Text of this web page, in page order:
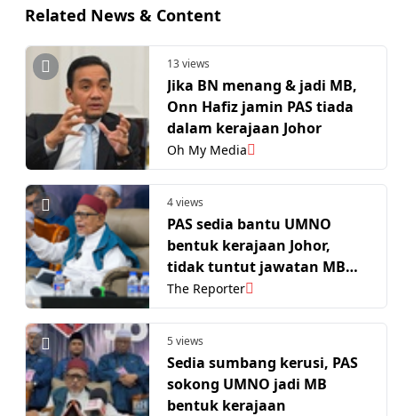
Related News & Content
13 views
Jika BN menang & jadi MB,
Onn Hafiz jamin PAS tiada
dalam kerajaan Johor
Oh My Media
4 views
PAS sedia bantu UMNO
bentuk kerajaan Johor,
tidak tuntut jawatan MB
atau EXCO
The Reporter
5 views
Sedia sumbang kerusi, PAS
sokong UMNO jadi MB
bentuk kerajaan